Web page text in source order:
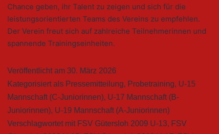
Chance geben, ihr Talent zu zeigen und sich für die
leistungsorientierten Teams des Vereins zu empfehlen.
Der Verein freut sich auf zahlreiche Teilnehmerinnen und
spannende Trainingseinheiten.
Veröffentlicht am 30. März 2026
Kategorisiert als Pressemitteilung, Probetraining, U-15
Mannschaft (C-Juniorinnen), U-17 Mannschaft (B-
Juniorinnen), U-19 Mannschaft (A-Juniorinnen)
Verschlagwortet mit FSV Gütersloh 2009 U-13, FSV